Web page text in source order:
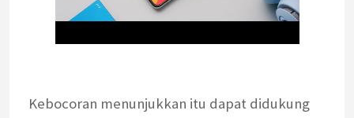
Kebocoran menunjukkan itu dapat didukung